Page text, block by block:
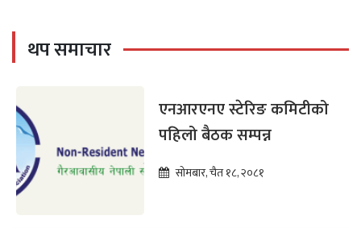
थप समाचार
एनआरएनए स्टेरिङ कमिटीको
पहिलो बैठक सम्पन्न
सोमबार, चैत १८, २०८१